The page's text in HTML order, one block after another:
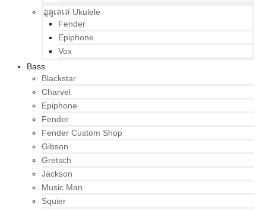
อูคูเลเล่ Ukulele
Fender
Epiphone
Vox
Bass
Blackstar
Charvel
Epiphone
Fender
Fender Custom Shop
Gibson
Gretsch
Jackson
Music Man
Squier